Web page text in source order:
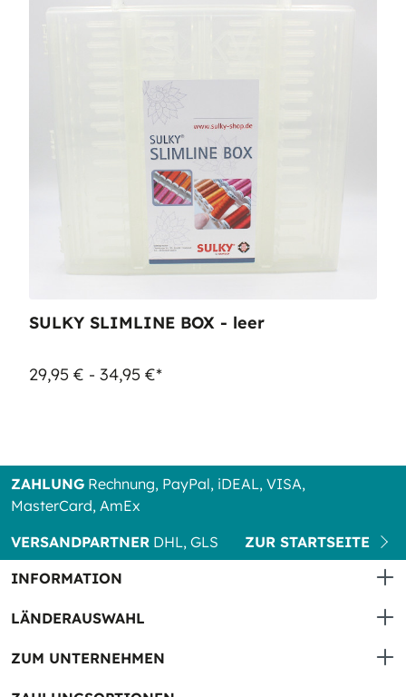
SULKY SLIMLINE BOX - leer
29,95 € - 34,95 €*
ZAHLUNG Rechnung, PayPal, iDEAL, VISA,
MasterCard, AmEx
VERSANDPARTNER DHL, GLS
ZUR STARTSEITE
INFORMATION
LÄNDERAUSWAHL
ZUM UNTERNEHMEN